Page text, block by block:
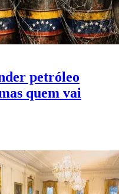
petróleo
quem vai